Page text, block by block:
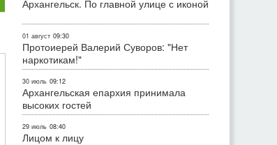
Архангельск. По главной улице с иконой
01 август 09:30
Протоиерей Валерий Суворов: "Нет
наркотикам!"
30 июль 09:12
Архангельская епархия принимала
высоких гостей
29 июль 08:40
Лицом к лицу